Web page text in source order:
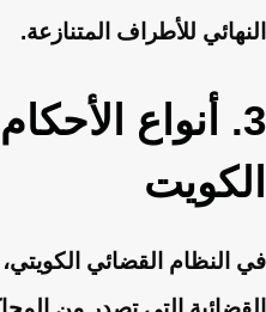
النهائي للأطراف المتنازعة.
3. أنواع
الكويت
في النظام القضائي